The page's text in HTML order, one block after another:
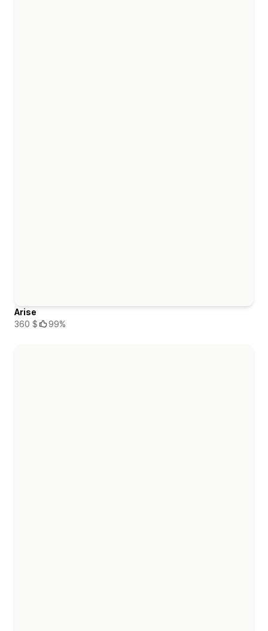
Arise
360 $
99%